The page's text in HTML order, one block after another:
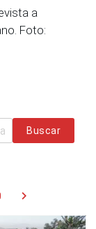
a
Foto:
Buscar
chevron_right